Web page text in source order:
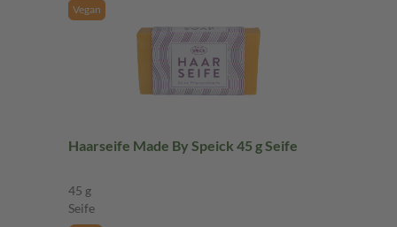
Vegan
Haarseife Made By Speick 45 g Seife
45 g
Seife